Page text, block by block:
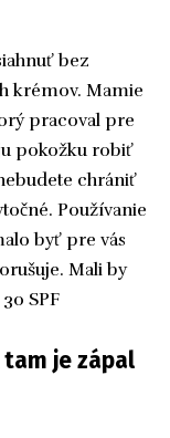
bez
krémov. Mamie
pracoval pre
pokožku robiť
chrániť
Používanie
byť pre vás
Mali by
SPF
je zápal